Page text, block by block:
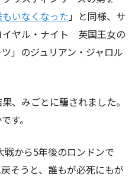
いなくなった 」と同様、サ
イヤル・ナイト 英国王女の
」のジュリアン・ジャロル
、みごとに騙されました。
す。
から5年後のロンドンで
そうと、誰もが必死にもが